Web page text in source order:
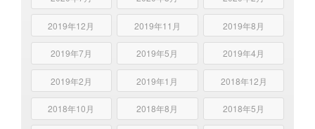
2019年12月 2019年11月 2019年8月
2019年7月 2019年5月 2019年4月
2019年2月 2019年1月 2018年12月
2018年10月 2018年8月 2018年5月